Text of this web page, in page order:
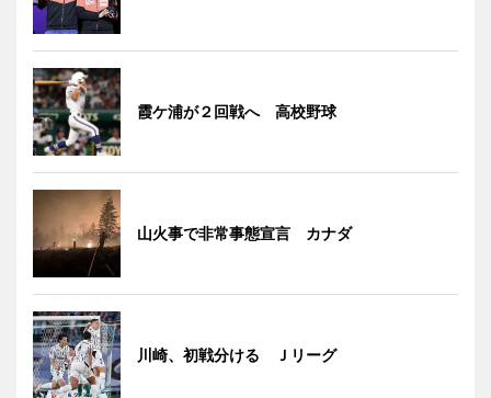
霞ケ浦が２回戦へ 高校野球
山火事で非常事態宣言 カナダ
川崎、初戦分ける Ｊリーグ